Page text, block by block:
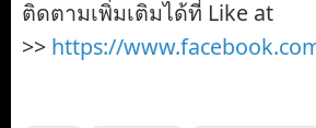
ติดตามเพิ่มเติมได้ที่ Like at
>> https://